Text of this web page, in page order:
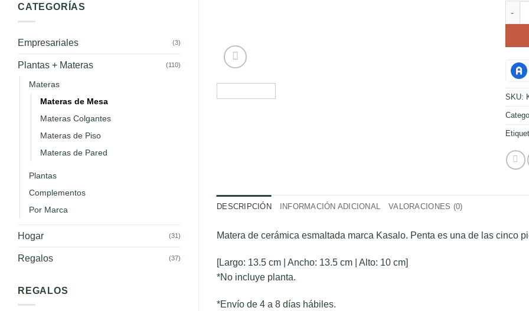
CATEGORÍAS
Empresariales (3)
Plantas + Materas (110)
Materas
Materas de Mesa
Materas Colgantes
Materas de Piso
Materas de Pared
Plantas
Complementos
Por Marca
Hogar (31)
Regalos (37)
REGALOS
SKU:
DESCRIPCIÓN INFORMACIÓN ADICIONAL VALORACIONES (0)
Matera de cerámica esmaltada marca Kasalo. Penta es una de las cinco
[Largo: 13.5 cm | Ancho: 13.5 cm | Alto: 10 cm]
*No incluye planta.
*Envío de 4 a 8 días hábiles.